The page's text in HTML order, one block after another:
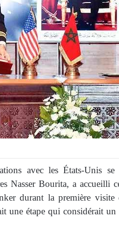
avec les États-Unis
Nasser Bourita, a accueilli
durant la première visite
une étape qui considérait